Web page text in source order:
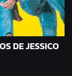
DE JESSICO